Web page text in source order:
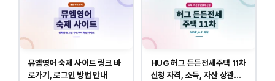
뮤엠영어 숙제 사이트 링크 바
로가기, 로그인 방법 안내
HUG 허그 든든전세주택 11차
신청 자격, 소득, 자산 상관없